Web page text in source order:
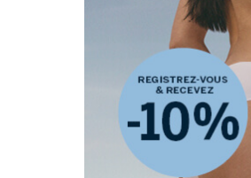
Mode féminine
ADIDAS
Déclaration de